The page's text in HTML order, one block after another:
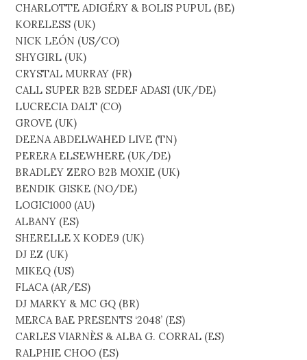
CHARLOTTE ADIGÉRY & BOLIS PUPUL (BE)
KORELESS (UK)
NICK LEÓN (US/CO)
SHYGIRL (UK)
CRYSTAL MURRAY (FR)
CALL SUPER B2B SEDEF ADASI (UK/DE)
LUCRECIA DALT (CO)
GROVE (UK)
DEENA ABDELWAHED LIVE (TN)
PERERA ELSEWHERE (UK/DE)
BRADLEY ZERO B2B MOXIE (UK)
BENDIK GISKE (NO/DE)
LOGIC1000 (AU)
ALBANY (ES)
SHERELLE X KODE9 (UK)
DJ EZ (UK)
MIKEQ (US)
FLACA (AR/ES)
DJ MARKY & MC GQ (BR)
MERCA BAE PRESENTS ‘2048’ (ES)
CARLES VIARNÈS & ALBA G. CORRAL (ES)
RALPHIE CHOO (ES)